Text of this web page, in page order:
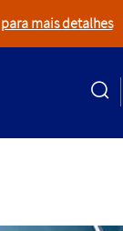
mais detalhes
search